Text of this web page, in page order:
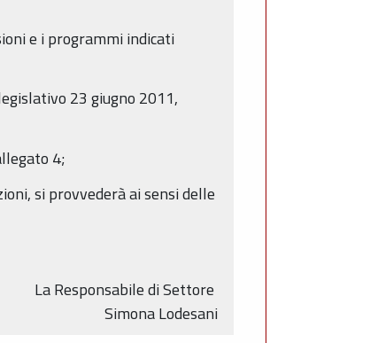
e i programmi indicati
23 giugno 2011,
4;
si provvederà ai sensi delle
La Responsabile di Settore
Simona Lodesani